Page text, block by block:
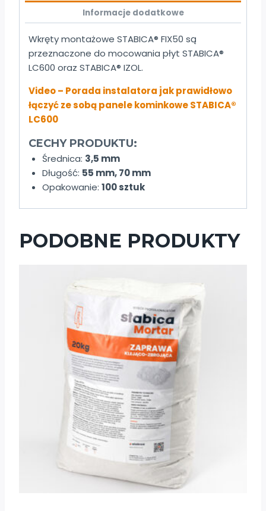
Informacje dodatkowe
Wkręty montażowe STABICA® FIX50 są
przeznaczone do mocowania płyt STABICA®
LC600 oraz STABICA® IZOL.
Video – Porada instalatora jak prawidłowo
łączyć ze sobą panele kominkowe STABICA®
LC600
CECHY PRODUKTU:
Średnica: 3,5 mm
Długość: 55 mm, 70 mm
Opakowanie: 100 sztuk
PODOBNE PRODUKTY